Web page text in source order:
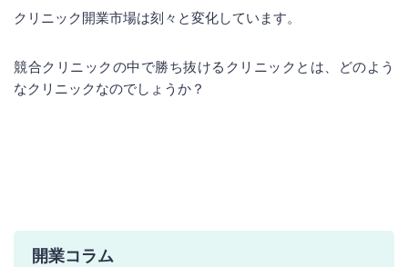
クリニック開業市場は刻々と変化しています。
競合クリニックの中で勝ち抜けるクリニックとは、どのよう
なクリニックなのでしょうか？
開業コラム